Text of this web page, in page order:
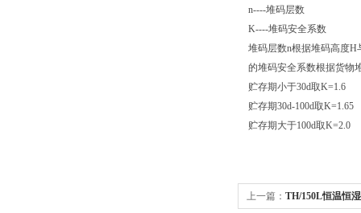
n----堆码层数
K----堆码安全系数
堆码层数n根据堆码高度H
的堆码安全系数根据货物
贮存期小于30d取K=1.6
贮存期30d-100d取K=1.65
贮存期大于100d取K=2.0
上一篇： TH/150L恒温恒